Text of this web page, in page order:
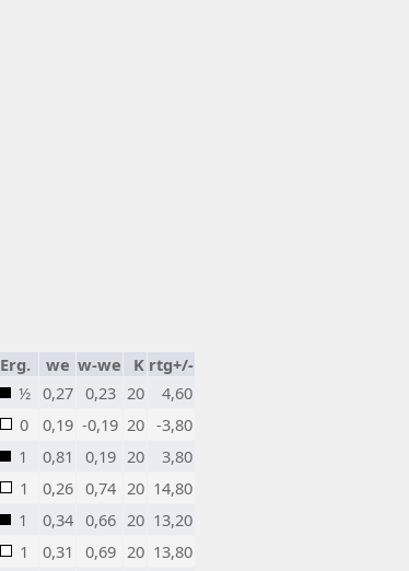
Erg. we w-we K rtg+/-
½ 0,27 0,23 20
4,60
0 0,19 -0,19 20 -3,80
1 0,81 0,19 20
3,80
1 0,26 0,74 20 14,80
1 0,34 0,66 20 13,20
1 0,31 0,69 20 13,80